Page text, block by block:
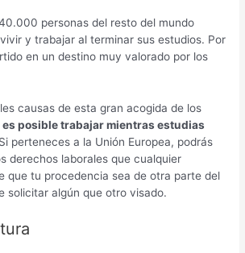
personas del resto del mundo
y trabajar al terminar sus estudios. Por
en un destino muy valorado por los
causas de esta gran acogida de los
es posible trabajar mientras estudias
perteneces a la Unión Europea, podrás
derechos laborales que cualquier
que tu procedencia sea de otra parte del
solicitar algún que otro visado.